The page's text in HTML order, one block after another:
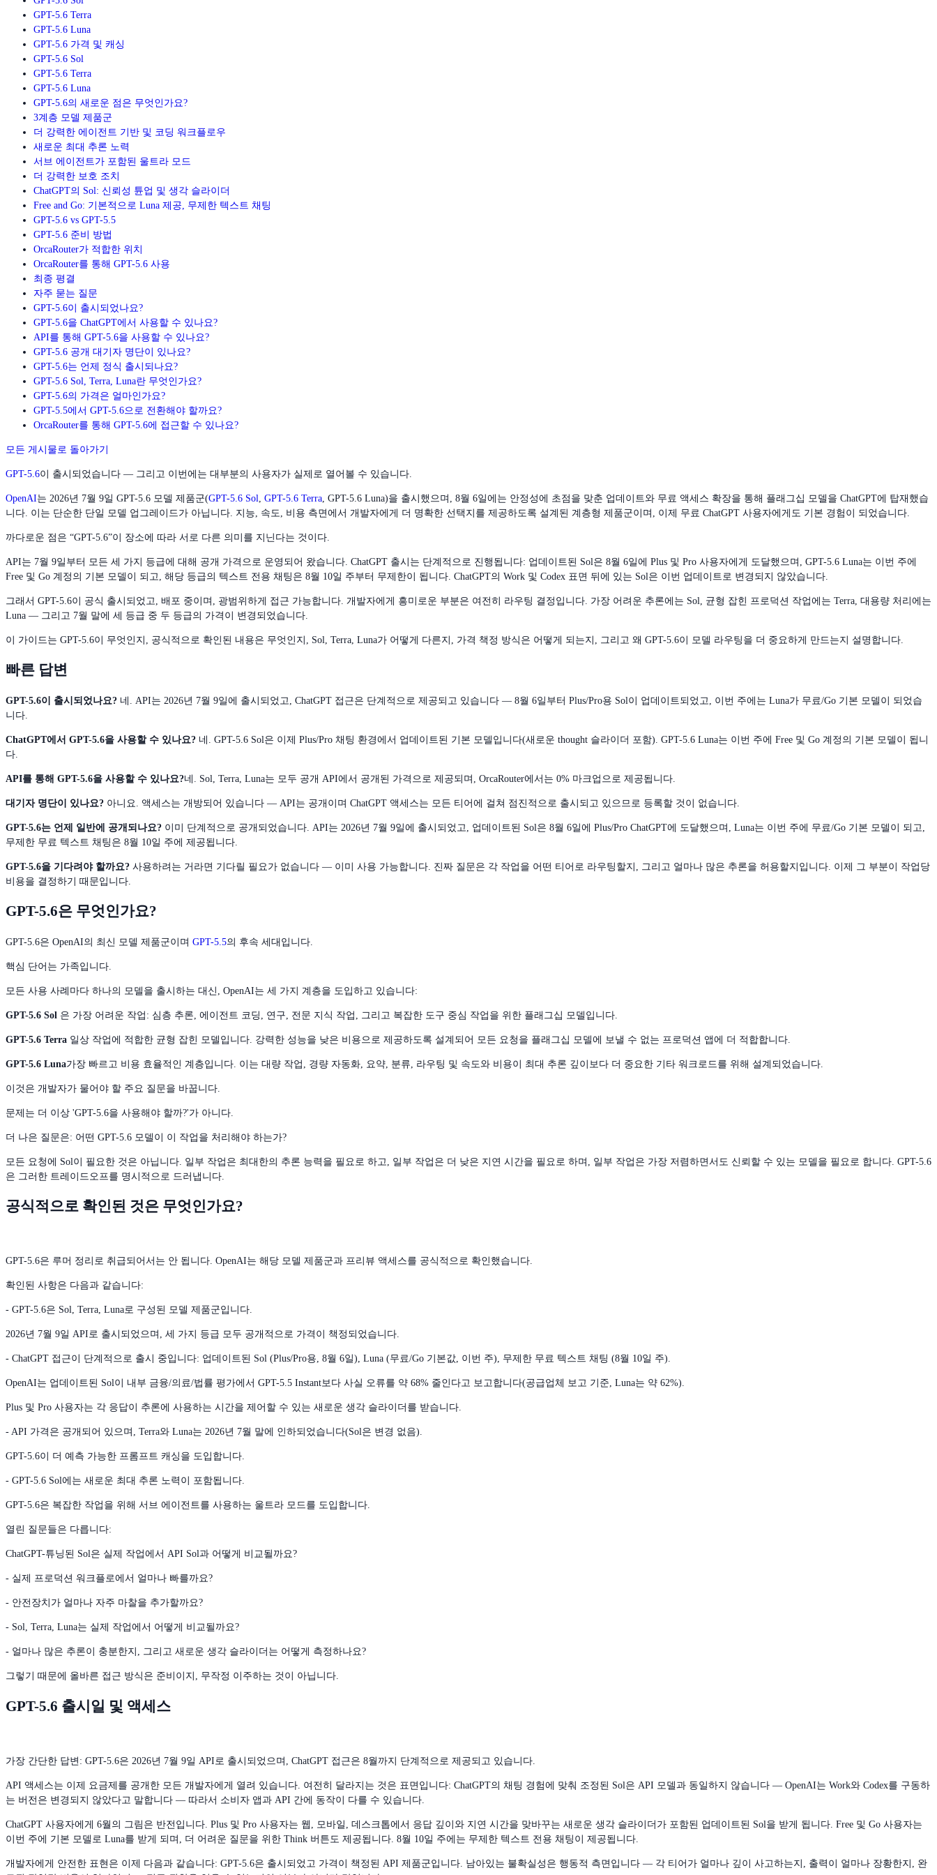
GPT-5.6 Terra
GPT-5.6 Luna
GPT-5.6 가격 및 캐싱
GPT-5.6 Sol
GPT-5.6 Terra
GPT-5.6 Luna
GPT-5.6의 새로운 점은 무엇인가요?
3계층 모델 제품군
더 강력한 에이전트 기반 및 코딩 워크플로우
새로운 최대 추론 노력
서브 에이전트가 포함된 울트라 모드
더 강력한 보호 조치
ChatGPT의 Sol: 신뢰성 튠업 및 생각 슬라이더
Free and Go: 기본적으로 Luna 제공, 무제한 텍스트 채팅
GPT-5.6 vs GPT-5.5
GPT-5.6 준비 방법
OrcaRouter가 적합한 위치
OrcaRouter를 통해 GPT-5.6 사용
최종 평결
자주 묻는 질문
GPT-5.6이 출시되었나요?
GPT-5.6을 ChatGPT에서 사용할 수 있나요?
API를 통해 GPT-5.6을 사용할 수 있나요?
GPT-5.6 공개 대기자 명단이 있나요?
GPT-5.6는 언제 정식 출시되나요?
GPT-5.6 Sol, Terra, Luna란 무엇인가요?
GPT-5.6의 가격은 얼마인가요?
GPT-5.5에서 GPT-5.6으로 전환해야 할까요?
OrcaRouter를 통해 GPT-5.6에 접근할 수 있나요?
모든 게시물로 돌아가기
GPT-5.6이 출시되었습니다 — 그리고 이번에는 대부분의 사용자가 실제로 열어볼 수 있습니다.
OpenAI는 2026년 7월 9일 GPT-5.6 모델 제품군(GPT-5.6 Sol GPT-5.6 Terra , GPT-5.6 Luna)을 출시했으며, 8월 6일에는 안정성에 초점을 맞춘 업데이트와 무료 액세스 확장을 통해 플래그십 모델을 ChatGPT에 탑재했습
니다. 이는 단순한 단일 모델 업그레이드가 아닙니다. 지능, 속도, 비용 측면에서 개발자에게 더 명확한 선택지를 제공하도록 설계된 계층형 제품군이며, 이제 무료 ChatGPT 사용자에게도 기본 경험이 되었습니다.
까다로운 점은 “GPT-5.6”이 장소에 따라 서로 다른 의미를 지닌다는 것이다.
API는 7월 9일부터 모든 세 가지 등급에 대해 공개 가격으로 운영되어 왔습니다. ChatGPT 출시는 단계적으로 진행됩니다: 업데이트된 Sol은 8월 6일에 Plus 및 Pro 사용자에게 도달했으며, GPT-5.6 Luna는 이번 주에
Free 및 Go 계정의 기본 모델이 되고, 해당 등급의 텍스트 전용 채팅은 8월 10일 주부터 무제한이 됩니다. ChatGPT의 Work 및 Codex 표면 뒤에 있는 Sol은 이번 업데이트로 변경되지 않았습니다.
그래서 GPT-5.6이 공식 출시되었고, 배포 중이며, 광범위하게 접근 가능합니다. 개발자에게 흥미로운 부분은 여전히 라우팅 결정입니다. 가장 어려운 추론에는 Sol, 균형 잡힌 프로덕션 작업에는 Terra, 대용량 처리에는
Luna — 그리고 7월 말에 세 등급 중 두 등급의 가격이 변경되었습니다.
이 가이드는 GPT-5.6이 무엇인지, 공식적으로 확인된 내용은 무엇인지, Sol, Terra, Luna가 어떻게 다른지, 가격 책정 방식은 어떻게 되는지, 그리고 왜 GPT-5.6이 모델 라우팅을 더 중요하게 만드는지 설명합니다.
빠른 답변
GPT-5.6이 출시되었나요? 네. API는 2026년 7월 9일에 출시되었고, ChatGPT 접근은 단계적으로 제공되고 있습니다 — 8월 6일부터 Plus/Pro용 Sol이 업데이트되었고, 이번 주에는 Luna가 무료/Go 기본 모델이 되었습
니다.
ChatGPT에서 GPT-5.6을 사용할 수 있나요? 네. GPT-5.6 Sol은 이제 Plus/Pro 채팅 환경에서 업데이트된 기본 모델입니다(새로운 thought 슬라이더 포함). GPT-5.6 Luna는 이번 주에 Free 및 Go 계정의 기본 모델이 됩니
다.
API를 통해 GPT-5.6을 사용할 수 있나요?네. Sol, Terra, Luna는 모두 공개 API에서 공개된 가격으로 제공되며, OrcaRouter에서는 0% 마크업으로 제공됩니다.
대기자 명단이 있나요? 아니요. 액세스는 개방되어 있습니다 — API는 공개이며 ChatGPT 액세스는 모든 티어에 걸쳐 점진적으로 출시되고 있으므로 등록할 것이 없습니다.
GPT-5.6는 언제 일반에 공개되나요? 이미 단계적으로 공개되었습니다. API는 2026년 7월 9일에 출시되었고, 업데이트된 Sol은 8월 6일에 Plus/Pro ChatGPT에 도달했으며, Luna는 이번 주에 무료/Go 기본 모델이 되고,
무제한 무료 텍스트 채팅은 8월 10일 주에 제공됩니다.
GPT-5.6을 기다려야 할까요? 사용하려는 거라면 기다릴 필요가 없습니다 — 이미 사용 가능합니다. 진짜 질문은 각 작업을 어떤 티어로 라우팅할지, 그리고 얼마나 많은 추론을 허용할지입니다. 이제 그 부분이 작업당
비용을 결정하기 때문입니다.
GPT-5.6은 무엇인가요?
GPT-5.6은 OpenAI의 최신 모델 제품군이며 GPT-5.5의 후속 세대입니다.
핵심 단어는 가족입니다.
모든 사용 사례마다 하나의 모델을 출시하는 대신, OpenAI는 세 가지 계층을 도입하고 있습니다:
GPT-5.6 Sol 은 가장 어려운 작업: 심층 추론, 에이전트 코딩, 연구, 전문 지식 작업, 그리고 복잡한 도구 중심 작업을 위한 플래그십 모델입니다.
GPT-5.6 Terra 일상 작업에 적합한 균형 잡힌 모델입니다. 강력한 성능을 낮은 비용으로 제공하도록 설계되어 모든 요청을 플래그십 모델에 보낼 수 없는 프로덕션 앱에 더 적합합니다.
GPT-5.6 Luna가장 빠르고 비용 효율적인 계층입니다. 이는 대량 작업, 경량 자동화, 요약, 분류, 라우팅 및 속도와 비용이 최대 추론 깊이보다 더 중요한 기타 워크로드를 위해 설계되었습니다.
이것은 개발자가 물어야 할 주요 질문을 바꿉니다.
문제는 더 이상 'GPT-5.6을 사용해야 할까?'가 아니다.
더 나은 질문은: 어떤 GPT-5.6 모델이 이 작업을 처리해야 하는가?
모든 요청에 Sol이 필요한 것은 아닙니다. 일부 작업은 최대한의 추론 능력을 필요로 하고, 일부 작업은 더 낮은 지연 시간을 필요로 하며, 일부 작업은 가장 저렴하면서도 신뢰할 수 있는 모델을 필요로 합니다. GPT-5.6
은 그러한 트레이드오프를 명시적으로 드러냅니다.
공식적으로 확인된 것은 무엇인가요?
GPT-5.6은 루머 정리로 취급되어서는 안 됩니다. OpenAI는 해당 모델 제품군과 프리뷰 액세스를 공식적으로 확인했습니다.
확인된 사항은 다음과 같습니다:
- GPT-5.6은 Sol, Terra, Luna로 구성된 모델 제품군입니다.
2026년 7월 9일 API로 출시되었으며, 세 가지 등급 모두 공개적으로 가격이 책정되었습니다.
- ChatGPT 접근이 단계적으로 출시 중입니다: 업데이트된 Sol (Plus/Pro용, 8월 6일), Luna (무료/Go 기본값, 이번 주), 무제한 무료 텍스트 채팅 (8월 10일 주).
OpenAI는 업데이트된 Sol이 내부 금융/의료/법률 평가에서 GPT-5.5 Instant보다 사실 오류를 약 68% 줄인다고 보고합니다(공급업체 보고 기준, Luna는 약 62%).
Plus 및 Pro 사용자는 각 응답이 추론에 사용하는 시간을 제어할 수 있는 새로운 생각 슬라이더를 받습니다.
- API 가격은 공개되어 있으며, Terra와 Luna는 2026년 7월 말에 인하되었습니다(Sol은 변경 없음).
GPT-5.6이 더 예측 가능한 프롬프트 캐싱을 도입합니다.
- GPT-5.6 Sol에는 새로운 최대 추론 노력이 포함됩니다.
GPT-5.6은 복잡한 작업을 위해 서브 에이전트를 사용하는 울트라 모드를 도입합니다.
열린 질문들은 다릅니다:
ChatGPT-튜닝된 Sol은 실제 작업에서 API Sol과 어떻게 비교될까요?
- 실제 프로덕션 워크플로에서 얼마나 빠를까요?
- 안전장치가 얼마나 자주 마찰을 추가할까요?
- Sol, Terra, Luna는 실제 작업에서 어떻게 비교될까요?
- 얼마나 많은 추론이 충분한지, 그리고 새로운 생각 슬라이더는 어떻게 측정하나요?
그렇기 때문에 올바른 접근 방식은 준비이지, 무작정 이주하는 것이 아닙니다.
GPT-5.6 출시일 및 액세스
가장 간단한 답변: GPT-5.6은 2026년 7월 9일 API로 출시되었으며, ChatGPT 접근은 8월까지 단계적으로 제공되고 있습니다.
API 액세스는 이제 요금제를 공개한 모든 개발자에게 열려 있습니다. 여전히 달라지는 것은 표면입니다: ChatGPT의 채팅 경험에 맞춰 조정된 Sol은 API 모델과 동일하지 않습니다 — OpenAI는 Work와 Codex를 구동하
는 버전은 변경되지 않았다고 말합니다 — 따라서 소비자 앱과 API 간에 동작이 다를 수 있습니다.
ChatGPT 사용자에게 6월의 그림은 반전입니다. Plus 및 Pro 사용자는 웹, 모바일, 데스크톱에서 응답 깊이와 지연 시간을 맞바꾸는 새로운 생각 슬라이더가 포함된 업데이트된 Sol을 받게 됩니다. Free 및 Go 사용자는
이번 주에 기본 모델로 Luna를 받게 되며, 더 어려운 질문을 위한 Think 버튼도 제공됩니다. 8월 10일 주에는 무제한 텍스트 전용 채팅이 제공됩니다.
개발자에게 안전한 표현은 이제 다음과 같습니다: GPT-5.6은 출시되었고 가격이 책정된 API 제품군입니다. 남아있는 불확실성은 행동적 측면입니다 — 각 티어가 얼마나 깊이 사고하는지, 출력이 얼마나 장황한지, 완